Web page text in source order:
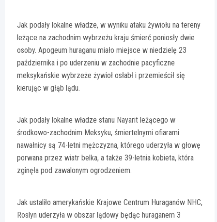
Jak podały lokalne władze, w wyniku ataku żywiołu na tereny
leżące na zachodnim wybrzeżu kraju śmierć poniosły dwie
osoby. Apogeum huraganu miało miejsce w niedzielę 23
października i po uderzeniu w zachodnie pacyficzne
meksykańskie wybrzeże żywioł osłabł i przemieścił się
kierując w głąb lądu.
Jak podały lokalne władze stanu Nayarit leżącego w
środkowo-zachodnim Meksyku, śmiertelnymi ofiarami
nawałnicy są 74-letni mężczyzna, którego uderzyła w głowę
porwana przez wiatr belka, a także 39-letnia kobieta, która
zginęła pod zawalonym ogrodzeniem.
Jak ustaliło amerykańskie Krajowe Centrum Huraganów NHC,
Roslyn uderzyła w obszar lądowy będąc huraganem 3